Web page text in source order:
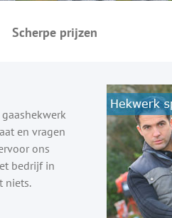
Scherpe prijzen
en vragen
ons
bedrijf in
niets.